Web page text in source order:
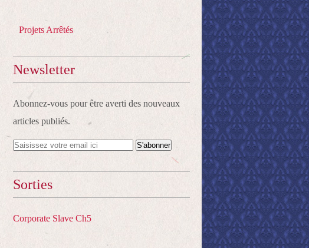
Projets Arrêtés
Newsletter
Abonnez-vous pour être averti des nouveaux
articles publiés.
Sorties
Corporate Slave Ch5